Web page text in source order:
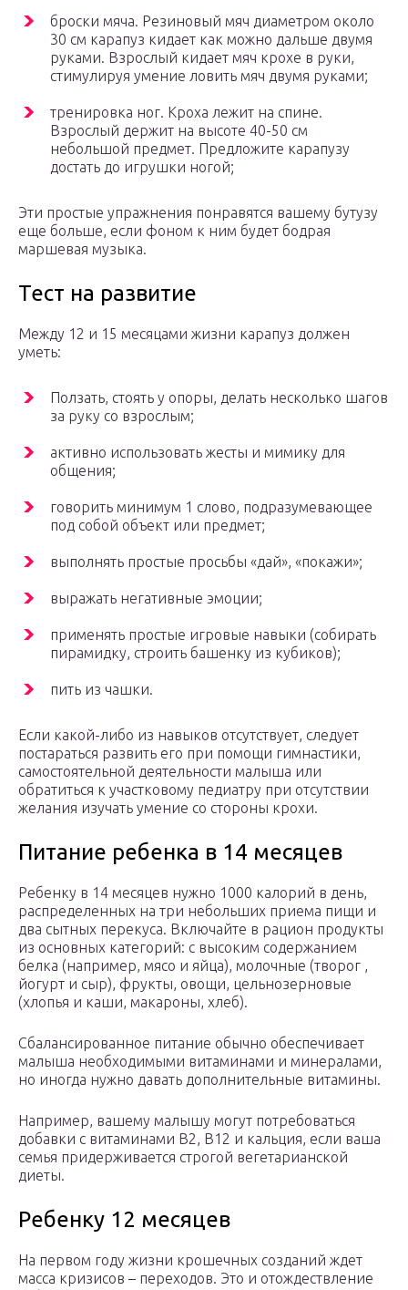
броски мяча. Резиновый мяч диаметром около
30 см карапуз кидает как можно дальше двумя
руками. Взрослый кидает мяч крохе в руки,
стимулируя умение ловить мяч двумя руками;
тренировка ног. Кроха лежит на спине.
Взрослый держит на высоте 40-50 см
небольшой предмет. Предложите карапузу
достать до игрушки ногой;
Эти простые упражнения понравятся вашему бутузу
еще больше, если фоном к ним будет бодрая
маршевая музыка.
Тест на развитие
Между 12 и 15 месяцами жизни карапуз должен
уметь:
Ползать, стоять у опоры, делать несколько шагов
за руку со взрослым;
активно использовать жесты и мимику для
общения;
говорить минимум 1 слово, подразумевающее
под собой объект или предмет;
выполнять простые просьбы «дай», «покажи»;
выражать негативные эмоции;
применять простые игровые навыки (собирать
пирамидку, строить башенку из кубиков);
пить из чашки.
Если какой-либо из навыков отсутствует, следует
постараться развить его при помощи гимнастики,
самостоятельной деятельности малыша или
обратиться к участковому педиатру при отсутствии
желания изучать умение со стороны крохи.
Питание ребенка в 14 месяцев
Ребенку в 14 месяцев нужно 1000 калорий в день,
распределенных на три небольших приема пищи и
два сытных перекуса. Включайте в рацион продукты
из основных категорий: с высоким содержанием
белка (например, мясо и яйца), молочные (творог ,
йогурт и сыр), фрукты, овощи, цельнозерновые
(хлопья и каши, макароны, хлеб).
Сбалансированное питание обычно обеспечивает
малыша необходимыми витаминами и минералами,
но иногда нужно давать дополнительные витамины.
Например, вашему малышу могут потребоваться
добавки с витаминами В2, В12 и кальция, если ваша
семья придерживается строгой вегетарианской
диеты.
Ребенку 12 месяцев
На первом году жизни крошечных созданий ждет
масса кризисов – переходов. Это и отождествление